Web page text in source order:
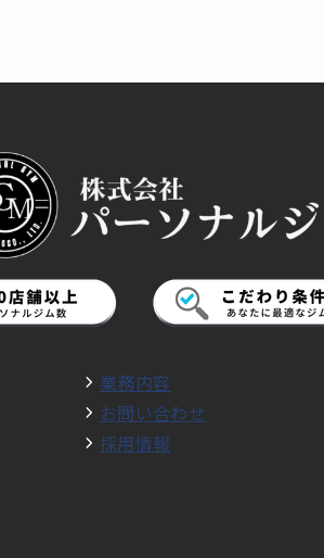
業務内容
お問い合わせ
採用情報